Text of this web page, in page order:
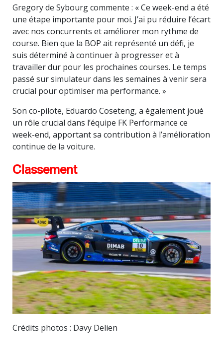
Gregory de Sybourg commente : « Ce week-end a été
une étape importante pour moi. J’ai pu réduire l’écart
avec nos concurrents et améliorer mon rythme de
course. Bien que la BOP ait représenté un défi, je
suis déterminé à continuer à progresser et à
travailler dur pour les prochaines courses. Le temps
passé sur simulateur dans les semaines à venir sera
crucial pour optimiser ma performance. »
Son co-pilote, Eduardo Coseteng, a également joué
un rôle crucial dans l’équipe FK Performance ce
week-end, apportant sa contribution à l’amélioration
continue de la voiture.
Classement
Crédits photos : Davy Delien